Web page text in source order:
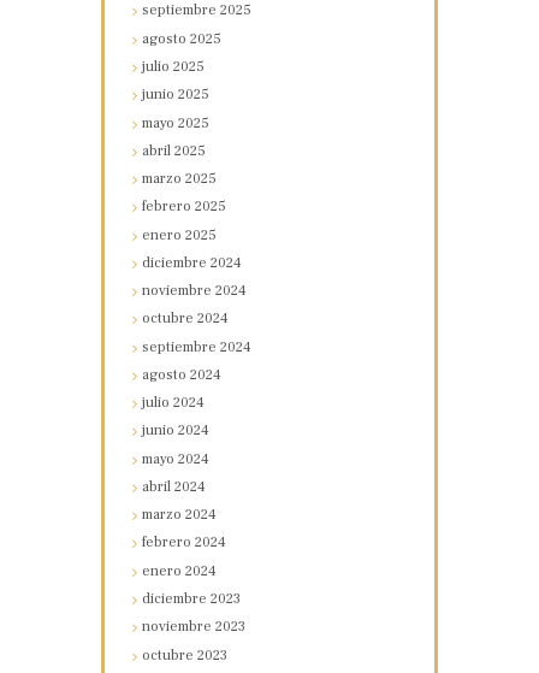
septiembre2025
agosto2025
julio2025
junio2025
mayo2025
abril2025
marzo2025
febrero2025
enero2025
diciembre2024
noviembre2024
octubre2024
septiembre2024
agosto2024
julio2024
junio2024
mayo2024
abril2024
marzo2024
febrero2024
enero2024
diciembre2023
noviembre2023
octubre2023